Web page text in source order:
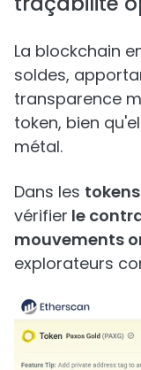
La blockchain
soldes,
transparence
token, bien
métal.
Dans les
vérifier le
mouvements
explorateurs